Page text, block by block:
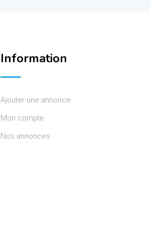
Information
Ajouter une annonce
Mon compte
Nos annonces